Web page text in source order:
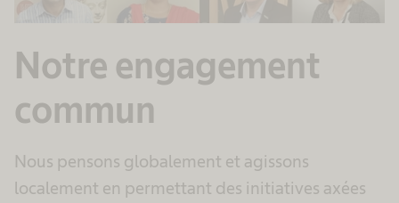
Notre engagement
commun
Nous pensons globalement et agissons
localement en permettant des initiatives axées